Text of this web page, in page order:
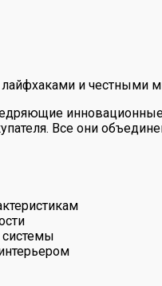
и честными
Все они